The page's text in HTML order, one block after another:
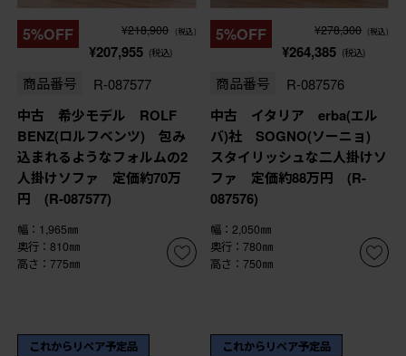
5%OFF ¥218,900 (税込)
¥207,955 (税込)
商品番号 R-087577
中古 希少モデル ROLF
BENZ(ロルフベンツ) 包み
込まれるようなフォルムの2
人掛けソファ 定価約70万
円 (R-087577)
幅：1,965㎜
奥行：810㎜
高さ：775㎜
5%OFF ¥278,300 (税込)
¥264,385 (税込)
商品番号 R-087576
中古 イタリア erba(エル
バ)社 SOGNO(ソーニョ)
スタイリッシュな二人掛けソ
ファ 定価約88万円 (R-
087576)
幅：2,050㎜
奥行：780㎜
高さ：750㎜
これからリペア予定品 これからリペア予定品